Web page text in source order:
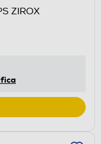
ZIROX